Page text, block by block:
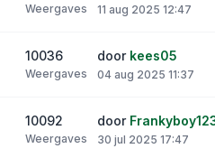
Weergaves 11 aug 2025 12:47
10036
Weergaves
door kees05
04 aug 2025 11:37
10092
Weergaves
door
30 jul 2025 17:47